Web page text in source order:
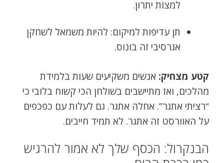
למצות יתרון.
תן עדיפות למיקום: להיות משמאל לשחקן
אגרסיבי זה בונוס.
קטע מצחיק: אנשים משקיעים שעות בלמידת
מהלכים, ואז מתיישבים בשולחן הכי קשוח בלובי כי
“רציתי אתגר”. אחלה אתגר. גם לעלות עם כפכפים
על האוורסט זה אתגר. לא תמיד חייבים.
הבנקרול: הכסף שלך לא אמור להרגיש